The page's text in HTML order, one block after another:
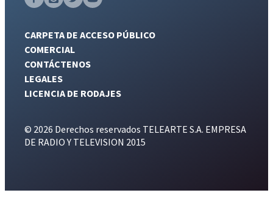
CARPETA DE ACCESO PÚBLICO
COMERCIAL
CONTÁCTENOS
LEGALES
LICENCIA DE RODAJES
© 2026 Derechos reservados TELEARTE S.A. EMPRESA
DE RADIO Y TELEVISION 2015